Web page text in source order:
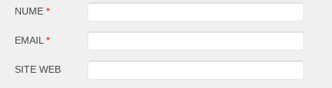
NUME *
EMAIL *
SITE WEB